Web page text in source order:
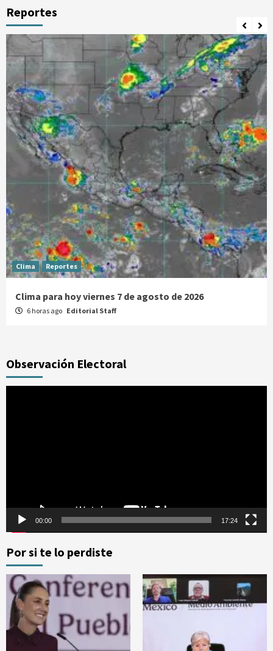
Reportes
Clima Reportes
Clima para hoy viernes 7 de agosto de 2026
6 horas ago Editorial Staff
Observación Electoral
00:00 17:24
Por si te lo perdiste